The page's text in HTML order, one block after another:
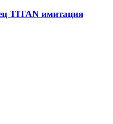
TITAN имитация